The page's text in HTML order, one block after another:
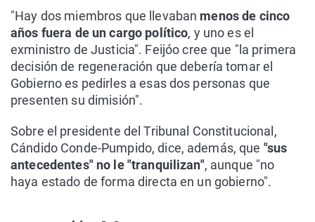
"Hay dos miembros que llevaban menos de cinco
años fuera de un cargo político, y uno es el
exministro de Justicia". Feijóo cree que "la primera
decisión de regeneración que debería tomar el
Gobierno es pedirles a esas dos personas que
presenten su dimisión".
Sobre el presidente del Tribunal Constitucional,
Cándido Conde-Pumpido, dice, además, que "sus
antecedentes" no le "tranquilizan", aunque "no
haya estado de forma directa en un gobierno".